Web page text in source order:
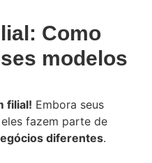
Como
modelos
filial! Embora seus
fazem parte de
diferentes.